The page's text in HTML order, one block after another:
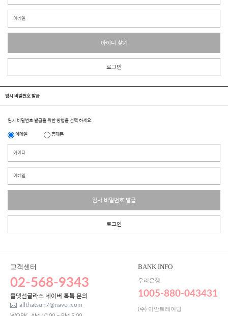
아이디 찾기
로그인
임시 비밀번호 발급
임시 비밀번호 발급을 위한 방법을 선택 하세요.
이메일 휴대폰
임시 비밀번호 발급
로그인
고객센터
02-568-9343
올댓선글라스 네이버 톡톡 문의
allthatsun7@naver.com
BANK INFO
우리은행
1005-880-043431
(주) 이안트레이딩